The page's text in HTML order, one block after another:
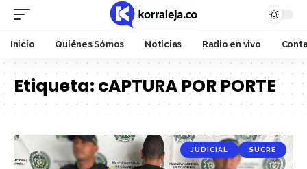
Inicio Quiénes Sómos Noticias Radio en vivo
Etiqueta:cAPTURA POR PORTE
JUDICIAL SUCRE